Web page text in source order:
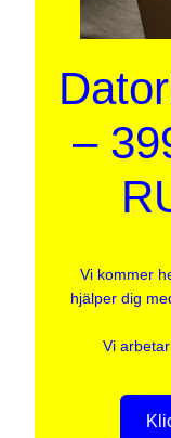
–
Vi kommer
hjälper dig
Vi